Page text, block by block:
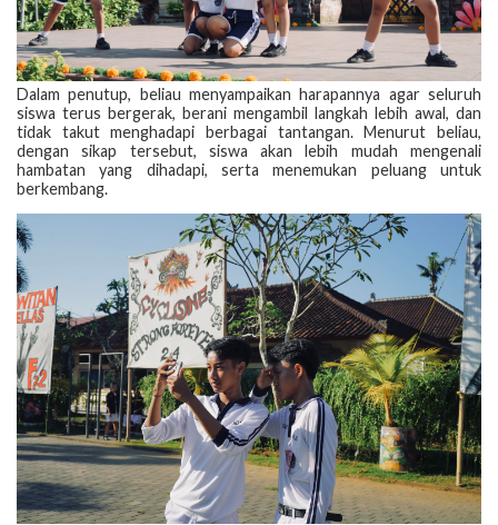
Dalam penutup, beliau menyampaikan harapannya agar seluruh
siswa terus bergerak, berani mengambil langkah lebih awal, dan
tidak takut menghadapi berbagai tantangan. Menurut beliau,
dengan sikap tersebut, siswa akan lebih mudah mengenali
hambatan yang dihadapi, serta menemukan peluang untuk
berkembang.